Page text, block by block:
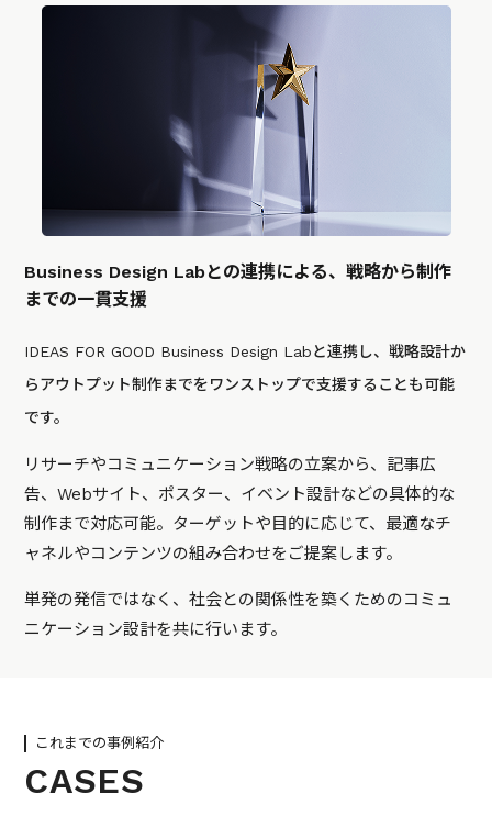
Business Design Labとの連携による、戦略から制作
までの一貫支援
IDEAS FOR GOOD Business Design Labと連携し、戦略設計か
らアウトプット制作までをワンストップで支援することも可能
です。
リサーチやコミュニケーション戦略の立案から、記事広
告、Webサイト、ポスター、イベント設計などの具体的な
制作まで対応可能。ターゲットや目的に応じて、最適なチ
ャネルやコンテンツの組み合わせをご提案します。
単発の発信ではなく、社会との関係性を築くためのコミュ
ニケーション設計を共に行います。
これまでの事例紹介
CASES